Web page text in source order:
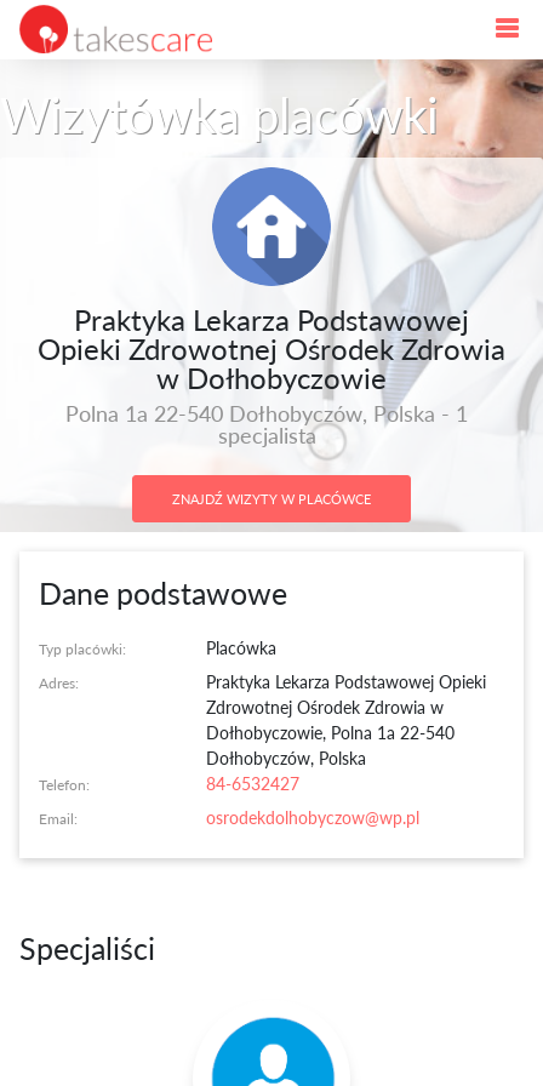
Wizytówka placówki
Praktyka Lekarza Podstawowej
Opieki Zdrowotnej Ośrodek Zdrowia
w Dołhobyczowie
Polna 1a 22-540 Dołhobyczów, Polska - 1
specjalista
ZNAJDŹ WIZYTY W PLACÓWCE
Dane podstawowe
Typ placówki: Placówka
Adres:
Praktyka Lekarza Podstawowej Opieki
Zdrowotnej Ośrodek Zdrowia w
Dołhobyczowie, Polna 1a 22-540
Dołhobyczów, Polska
Telefon: 84-6532427
Email: osrodekdolhobyczow@wp.pl
Specjaliści